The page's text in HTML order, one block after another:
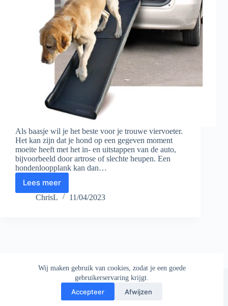
Wij maken gebruik van cookies, zodat je een goede
gebruikerservaring krijgt.
Accepteer Afwijzen
Als baasje wil je het beste voor je trouwe viervoeter.
Het kan zijn dat je hond op een gegeven moment
moeite heeft met het in- en uitstappen van de auto,
bijvoorbeeld door artrose of slechte heupen. Een
hondenloopplank kan dan…
Lees meer
De
beste
ChrisL 11/04/2023
Copyright © 2026 - AllesOverDeHond